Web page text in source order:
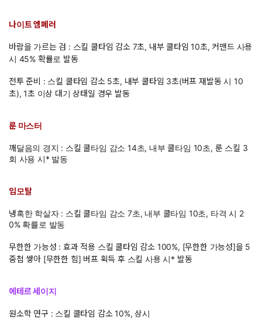
나이트 엠페러
바람을 가르는 검 : 스킬 쿨타임 감소 7초, 내부 쿨타임 10초, 커맨드 사용
시 45% 확률로 발동
전투 준비 : 스킬 쿨타임 감소 5초, 내부 쿨타임 3초(버프 재발동 시 10
초), 1초 이상 대기 상태일 경우 발동
룬 마스터
깨달음의 경지 : 스킬 쿨타임 감소 14초, 내부 쿨타임 10초, 룬 스킬 3
회 사용 시* 발동
임모탈
냉혹한 학살자 : 스킬 쿨타임 감소 7초, 내부 쿨타임 10초, 타격 시 2
0% 확률로 발동
무한한 가능성 : 효과 적용 스킬 쿨타임 감소 100%, [무한한 가능성]을 5
중첩 쌓아 [무한한 힘] 버프 획득 후 스킬 사용 시* 발동
에테르 세이지
원소학 연구 : 스킬 쿨타임 감소 10%, 상시